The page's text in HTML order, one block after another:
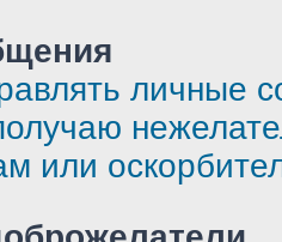
личные
или